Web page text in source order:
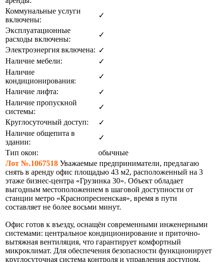
Коммунальные услуги
включены:
✓
Эксплуатационные
расходы включены:
✓
Электроэнергия включена: ✓
Наличие мебели:
✓
Наличие
кондиционирования:
✓
Наличие лифта:
✓
Наличие пропускной
системы:
✓
Круглосуточный доступ:
✓
Наличие общепита в
здании:
✓
Тип окон:
обычные
Лот №.1067518 Уважаемые предприниматели, предлагаю
снять в аренду офис площадью 43 м2, расположенный на 3
этаже бизнес-центра «Грузинка 30». Объект обладает
выгодным местоположением в шаговой доступности от
станции метро «Краснопресненская», время в пути
составляет не более восьми минут.
Офис готов к въезду, оснащён современными инженерными
системами: центральное кондиционирование и приточно-
вытяжная вентиляция, что гарантирует комфортный
микроклимат. Для обеспечения безопасности функционирует
круглосуточная система контроля и управления доступом.